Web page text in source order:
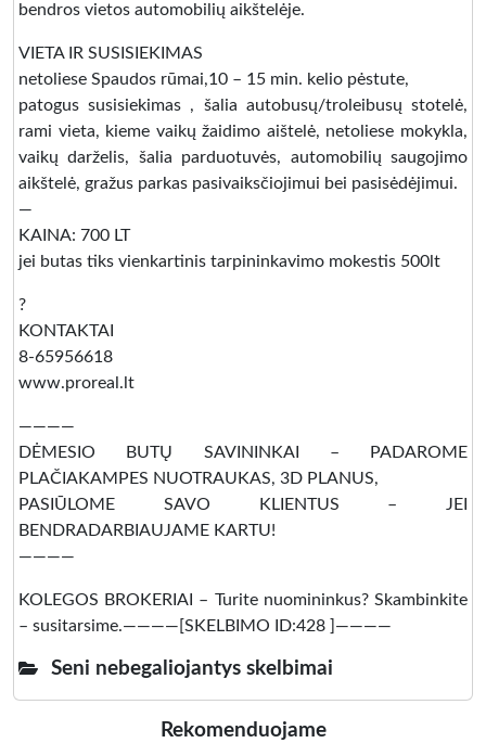
bendros vietos automobilių aikštelėje.
VIETA IR SUSISIEKIMAS
netoliese Spaudos rūmai,10 – 15 min. kelio pėstute,
patogus susisiekimas , šalia autobusų/troleibusų stotelė,
rami vieta, kieme vaikų žaidimo aištelė, netoliese mokykla,
vaikų darželis, šalia parduotuvės, automobilių saugojimo
aikštelė, gražus parkas pasivaiksčiojimui bei pasisėdėjimui.
—
KAINA: 700 LT
jei butas tiks vienkartinis tarpininkavimo mokestis 500lt
?
KONTAKTAI
8-65956618
www.proreal.lt
————
DĖMESIO BUTŲ SAVININKAI – PADAROME
PLAČIAKAMPES NUOTRAUKAS, 3D PLANUS,
PASIŪLOME SAVO KLIENTUS – JEI
BENDRADARBIAUJAME KARTU!
————
KOLEGOS BROKERIAI – Turite nuomininkus? Skambinkite
– susitarsime.————[SKELBIMO ID:428 ]————
Seni nebegaliojantys skelbimai
Rekomenduojame